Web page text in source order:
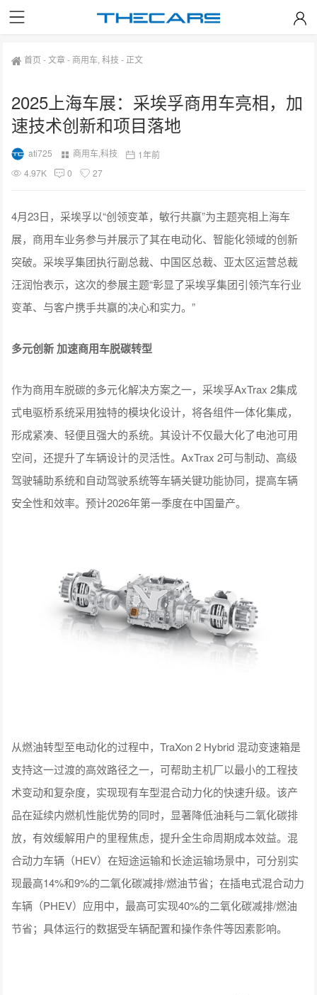
首页 -文章- 商用车 ,科技 - 正文
2025上海车展：采埃孚商用车亮相，加
速技术创新和项目落地
ati725 商用车,科技
1年前
4.97K
0 27
4月23日，采埃孚以“创领变革，敏行共赢”为主题亮相上海车
展，商用车业务参与并展示了其在电动化、智能化领域的创新
突破。采埃孚集团执行副总裁、中国区总裁、亚太区运营总裁
汪润怡表示，这次的参展主题“彰显了采埃孚集团引领汽车行业
变革、与客户携手共赢的决心和实力。”
多元创新 加速商用车脱碳转型
作为商用车脱碳的多元化解决方案之一，采埃孚AxTrax 2集成
式电驱桥系统采用独特的模块化设计，将各组件一体化集成，
形成紧凑、轻便且强大的系统。其设计不仅最大化了电池可用
空间，还提升了车辆设计的灵活性。AxTrax 2可与制动、高级
驾驶辅助系统和自动驾驶系统等车辆关键功能协同，提高车辆
安全性和效率。预计2026年第一季度在中国量产。
从燃油转型至电动化的过程中，TraXon 2 Hybrid 混动变速箱是
支持这一过渡的高效路径之一，可帮助主机厂以最小的工程技
术变动和复杂度，实现现有车型混合动力化的快速升级。该产
品在延续内燃机性能优势的同时，显著降低油耗与二氧化碳排
放，有效缓解用户的里程焦虑，提升全生命周期成本效益。混
合动力车辆（HEV）在短途运输和长途运输场景中，可分别实
现最高14%和9%的二氧化碳减排/燃油节省；在插电式混合动力
车辆（PHEV）应用中，最高可实现40%的二氧化碳减排/燃油
节省；具体运行的数据受车辆配置和操作条件等因素影响。